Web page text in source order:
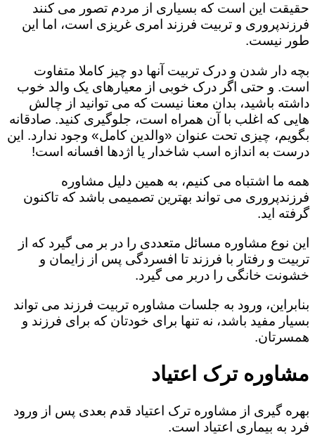
حقیقت این است که بسیاری از مردم تصور می کنند
فرزندپروری و تربیت فرزند امری غریزی است، اما این
طور نیست.
بچه دار شدن و درک تربیت آنها دو چیز کاملا متفاوت
است. و حتی اگر درک خوبی از معیارهای یک والد خوب
داشته باشید، بدان معنا نیست که می توانید از چالش
هایی که اغلب با آن همراه است، جلوگیری کنید. صادقانه
بگویم، چیزی تحت عنوان «والدین کامل» وجود ندارد. این
درست به اندازه اسب شاخدار یا اژدها افسانه است!
همه ما اشتباه می کنیم، به همین دلیل مشاوره
فرزندپروری می تواند بهترین تصمیمی باشد که تاکنون
گرفته اید.
این نوع مشاوره مسائل متعددی را در بر می گیرد که از
تربیت و رفتار با فرزند تا افسردگی پس از زایمان و
خشونت خانگی را دربر می گیرد.
بنابراین، ورود به جلسات مشاوره تربیت فرزند می تواند
بسیار مفید باشد، نه تنها برای خودتان که برای فرزند و
همسرتان.
مشاوره ترک اعتیاد
بهره گیری از مشاوره ترک اعتیاد قدم بعدی پس از ورود
فرد به بیماری اعتیاد است.